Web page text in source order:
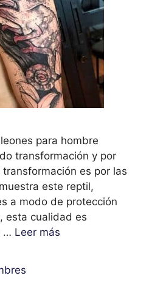
para hombre
transformación y por
es por las
este reptil,
a modo de protección
esta cualidad es
… Leer más